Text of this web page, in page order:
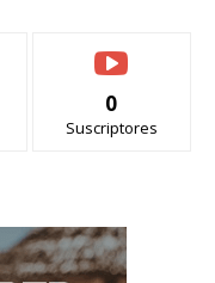
0
Suscriptores